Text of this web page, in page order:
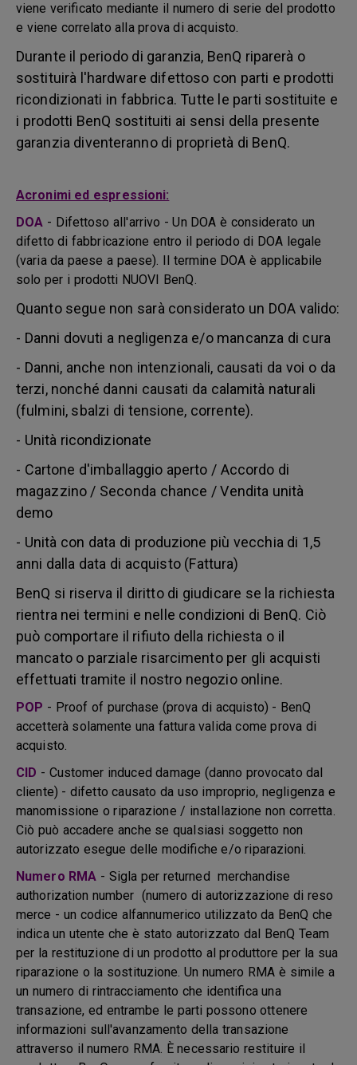
viene verificato mediante il numero di serie del prodotto
e viene correlato alla prova di acquisto.
Durante il periodo di garanzia, BenQ riparerà o
sostituirà l'hardware difettoso con parti e prodotti
ricondizionati in fabbrica. Tutte le parti sostituite e
i prodotti BenQ sostituiti ai sensi della presente
garanzia diventeranno di proprietà di BenQ.
Acronimi ed espressioni:
DOA - Difettoso all'arrivo - Un DOA è considerato un
difetto di fabbricazione entro il periodo di DOA legale
(varia da paese a paese). Il termine DOA è applicabile
solo per i prodotti NUOVI BenQ.
Quanto segue non sarà considerato un DOA valido:
- Danni dovuti a negligenza e/o mancanza di cura
- Danni, anche non intenzionali, causati da voi o da
terzi, nonché danni causati da calamità naturali
(fulmini, sbalzi di tensione, corrente).
- Unità ricondizionate
- Cartone d'imballaggio aperto / Accordo di
magazzino / Seconda chance / Vendita unità
demo
- Unità con data di produzione più vecchia di 1,5
anni dalla data di acquisto (Fattura)
BenQ si riserva il diritto di giudicare se la richiesta
rientra nei termini e nelle condizioni di BenQ. Ciò
può comportare il rifiuto della richiesta o il
mancato o parziale risarcimento per gli acquisti
effettuati tramite il nostro negozio online.
POP - Proof of purchase (prova di acquisto) - BenQ
accetterà solamente una fattura valida come prova di
acquisto.
CID - Customer induced damage (danno provocato dal
cliente) - difetto causato da uso improprio, negligenza e
manomissione o riparazione / installazione non corretta.
Ciò può accadere anche se qualsiasi soggetto non
autorizzato esegue delle modifiche e/o riparazioni.
Numero RMA - Sigla per returned merchandise
authorization number (numero di autorizzazione di reso
merce - un codice alfannumerico utilizzato da BenQ che
indica un utente che è stato autorizzato dal BenQ Team
per la restituzione di un prodotto al produttore per la sua
riparazione o la sostituzione. Un numero RMA è simile a
un numero di rintracciamento che identifica una
transazione, ed entrambe le parti possono ottenere
informazioni sull'avanzamento della transazione
attraverso il numero RMA. È necessario restituire il